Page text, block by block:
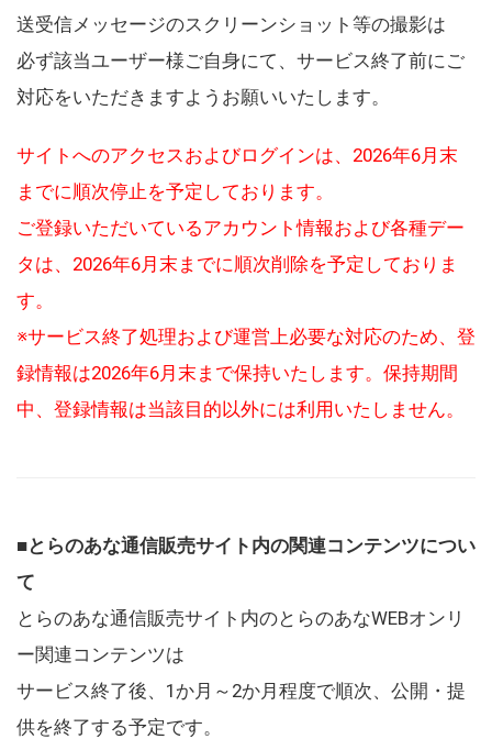
送受信メッセージのスクリーンショット等の撮影は
必ず該当ユーザー様ご自身にて、サービス終了前にご
対応をいただきますようお願いいたします。
サイトへのアクセスおよびログインは、2026年6月末
までに順次停止を予定しております。
ご登録いただいているアカウント情報および各種デー
タは、2026年6月末までに順次削除を予定しておりま
す。
※サービス終了処理および運営上必要な対応のため、登
録情報は2026年6月末まで保持いたします。保持期間
中、登録情報は当該目的以外には利用いたしません。
■とらのあな通信販売サイト内の関連コンテンツについ
て
とらのあな通信販売サイト内のとらのあなWEBオンリ
ー関連コンテンツは
サービス終了後、1か月～2か月程度で順次、公開・提
供を終了する予定です。